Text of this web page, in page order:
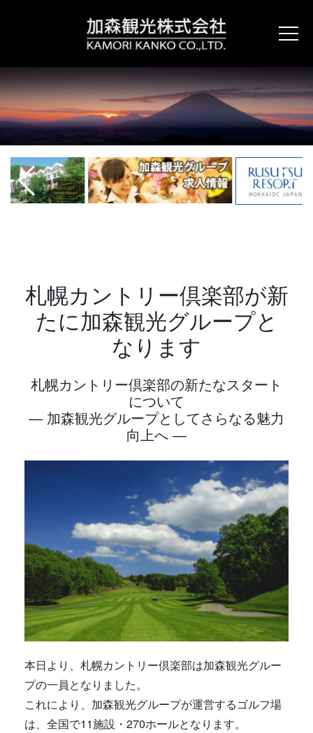
ン
ツ
へ
ス
キ
札幌カントリー倶楽部が新
たに加森観光グループと
なります
札幌カントリー倶楽部の新たなスタート
について
― 加森観光グループとしてさらなる魅力
向上へ ―
本日より、札幌カントリー倶楽部は加森観光グルー
プの一員となりました。
これにより、加森観光グループが運営するゴルフ場
は、全国で11施設・270ホールとなります。